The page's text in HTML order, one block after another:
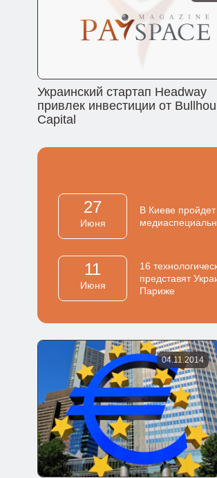
Украинский стартап Headway
привлек инвестиции от
Capital
27
Июня
В Киеве
11
Июня
16
представят
Париже
04.11.2014